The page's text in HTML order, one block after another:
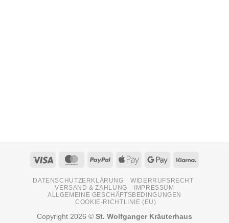
Visa MasterCardPayPal
Apple
Google
DATENSCHUTZERKLÄRUNG
WIDERRUFSRECHT
VERSAND & ZAHLUNG
IMPRESSUM
ALLGEMEINE GESCHÄFTSBEDINGUNGEN
COOKIE-RICHTLINIE (EU)
Copyright 2026 © St. Wolfganger Kräuterhaus